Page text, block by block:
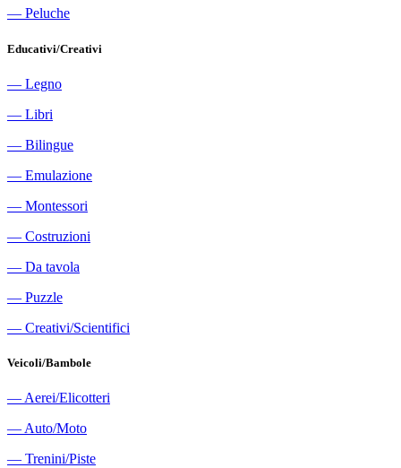
― Peluche
Educativi/Creativi
― Legno
― Libri
― Bilingue
― Emulazione
― Montessori
― Costruzioni
― Da tavola
― Puzzle
― Creativi/Scientifici
Veicoli/Bambole
― Aerei/Elicotteri
― Auto/Moto
― Trenini/Piste